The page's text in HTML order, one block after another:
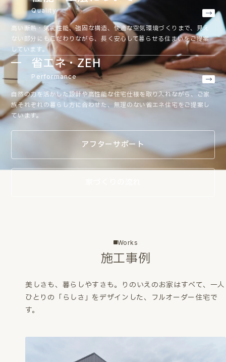
Quality
高い断熱・気密性能、強固な構造、快適な空気環境づくりまで、見え
ない部分にもこだわりながら、長く安心して暮らせる住まいをご提案
しています。
省エネ・ZEH
Performance
自然の力を活かした設計や高性能な住宅仕様を取り入れながら、ご家
族それぞれの暮らし方に合わせた、無理のない省エネ住宅をご提案し
ています。
アフターサポート
Works
施工事例
美しさも、暮らしやすさも。
りのいえのお家はすべて、一人
ひとりの「らしさ」をデザインした、フルオーダー住宅で
す。